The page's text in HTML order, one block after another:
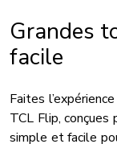
Grandes
facile
Faites
TCL Flip, conçues
simple et facile